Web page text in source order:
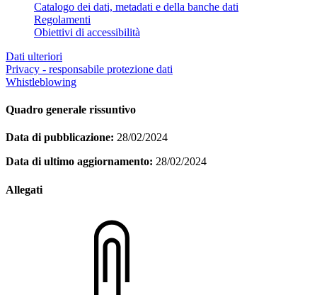
Catalogo dei dati, metadati e della banche dati
Regolamenti
Obiettivi di accessibilità
Dati ulteriori
Privacy - responsabile protezione dati
Whistleblowing
Quadro generale rissuntivo
Data di pubblicazione: 28/02/2024
Data di ultimo aggiornamento: 28/02/2024
Allegati